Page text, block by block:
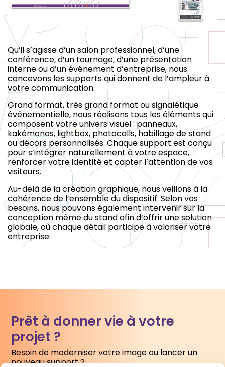
Qu’il s’agisse d’un salon professionnel, d’une
conférence, d’un tournage, d’une présentation
interne ou d’un événement d’entreprise, nous
concevons les supports qui donnent de l’ampleur à
votre communication.
Grand format, très grand format ou signalétique
événementielle, nous réalisons tous les éléments qui
composent votre univers visuel : panneaux,
kakémonos, lightbox, photocalls, habillage de stand
ou décors personnalisés. Chaque support est conçu
pour s’intégrer naturellement à votre espace,
renforcer votre identité et capter l’attention de vos
visiteurs.
Au-delà de la création graphique, nous veillons à la
cohérence de l’ensemble du dispositif. Selon vos
besoins, nous pouvons également intervenir sur la
conception même du stand afin d’offrir une solution
globale, où chaque détail participe à valoriser votre
entreprise.
Prêt à donner vie à votre
projet ?
Besoin de moderniser votre image ou lancer un
nouveau support ?